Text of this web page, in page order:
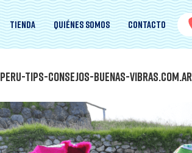
Tienda Quiénes somos Contacto
PERU-TIPS-CONSEJOS-BUENAS-VIBRAS.COM.AR